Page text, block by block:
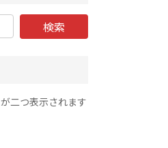
二つ表示されます